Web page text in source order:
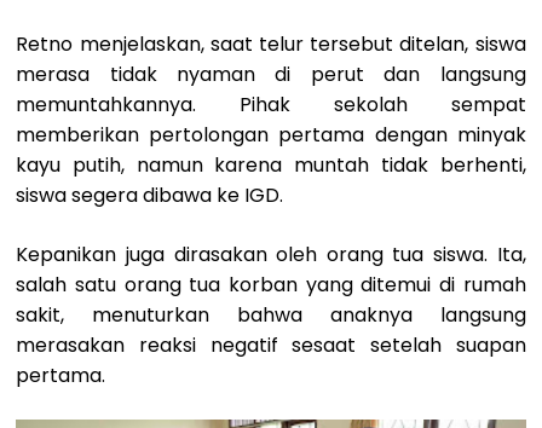
Retno menjelaskan, saat telur tersebut ditelan, siswa
merasa tidak nyaman di perut dan langsung
memuntahkannya. Pihak sekolah sempat
memberikan pertolongan pertama dengan minyak
kayu putih, namun karena muntah tidak berhenti,
siswa segera dibawa ke IGD.
Kepanikan juga dirasakan oleh orang tua siswa. Ita,
salah satu orang tua korban yang ditemui di rumah
sakit, menuturkan bahwa anaknya langsung
merasakan reaksi negatif sesaat setelah suapan
pertama.